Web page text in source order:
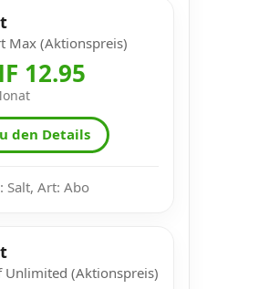
Max (Aktionspreis)
12.95
den Details
Salt, Art: Abo
Unlimited (Aktionspreis)